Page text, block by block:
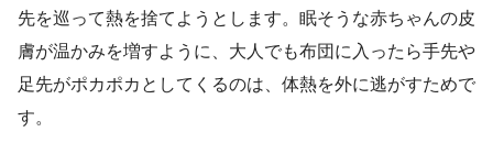
先を巡って熱を捨てようとします。眠そうな赤ちゃんの皮
膚が温かみを増すように、大人でも布団に入ったら手先や
足先がポカポカとしてくるのは、体熱を外に逃がすためで
す。